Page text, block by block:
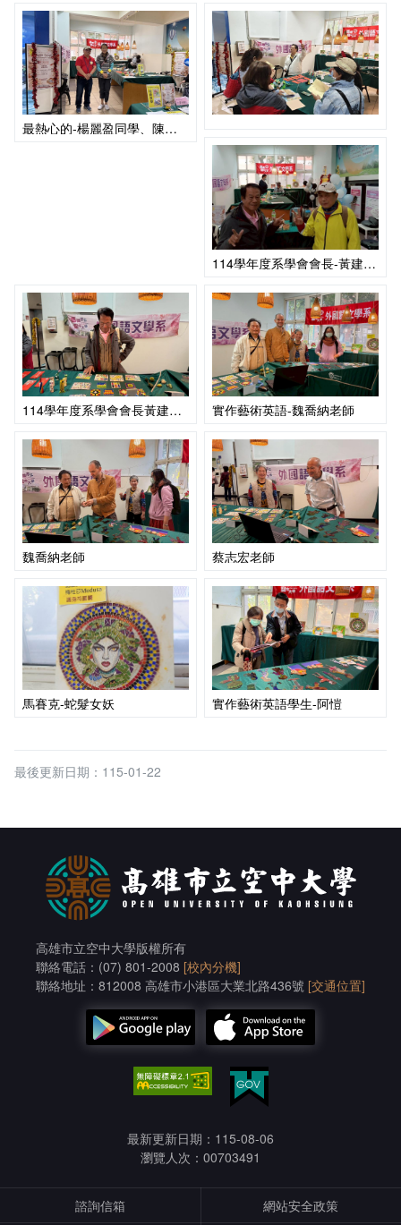
最熱心的-楊麗盈同學、陳宮豪同學
114學年度系學會會長-黃建安同學、113學年度系學會會長-邱宏洋同學
114學年度系學會會長黃建安同學 實作藝術英語-魏喬納老師
魏喬納老師 蔡志宏老師
馬賽克-蛇髮女妖 實作藝術英語學生-阿愷
最後更新日期：115-01-22
高雄市立空中大學版權所有
聯絡電話：(07) 801-2008 [校內分機]
聯絡地址：812008 高雄市小港區大業北路436號 [交通位置]
最新更新日期：115-08-06
瀏覽人次：00703491
諮詢信箱 網站安全政策